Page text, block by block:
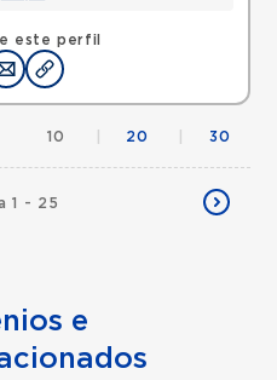
este perfil
1 - 25
10 20 30
e